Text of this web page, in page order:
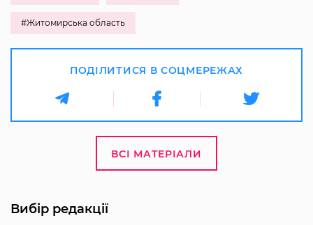
#Житомирська область
ПОДІЛИТИСЯ В СОЦМЕРЕЖАХ
ВСІ МАТЕРІАЛИ
Вибір редакції